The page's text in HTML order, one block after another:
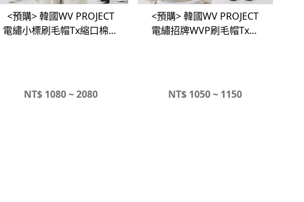
<預購> 韓國WV PROJECT
電繡小標刷毛帽Tx縮口棉褲
NT$1080 ~ 2080
<預購> 韓國WV PROJECT
電繡招牌WVP刷毛帽Tx縮
NT$ 1050 ~ 1150